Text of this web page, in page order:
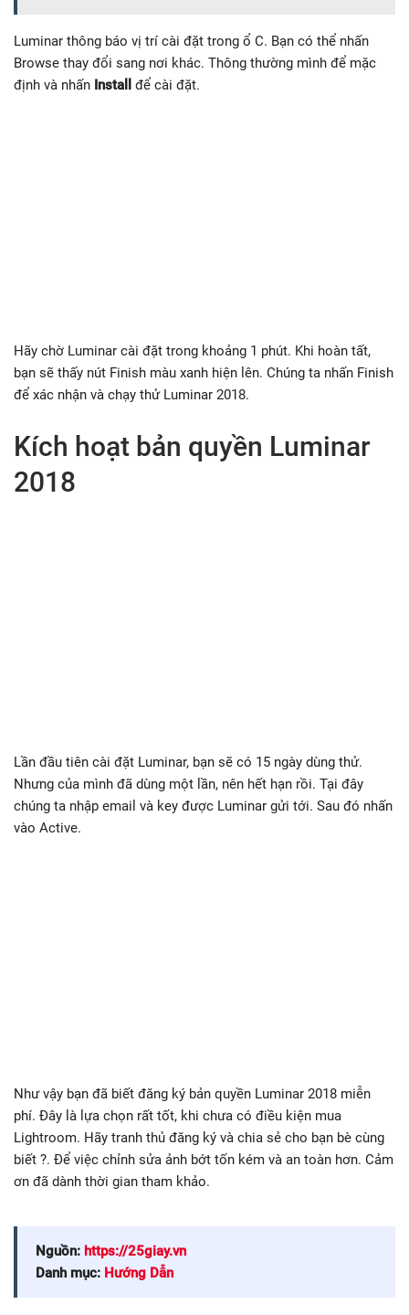
Luminar thông báo vị trí cài đặt trong ổ C. Bạn có thể nhấn
Browse thay đổi sang nơi khác. Thông thường mình để mặc
định và nhấn Install để cài đặt.
Hãy chờ Luminar cài đặt trong khoảng 1 phút. Khi hoàn tất,
bạn sẽ thấy nút Finish màu xanh hiện lên. Chúng ta nhấn Finish
để xác nhận và chạy thử Luminar 2018.
Kích hoạt bản quyền Luminar
2018
Lần đầu tiên cài đặt Luminar, bạn sẽ có 15 ngày dùng thử.
Nhưng của mình đã dùng một lần, nên hết hạn rồi. Tại đây
chúng ta nhập email và key được Luminar gửi tới. Sau đó nhấn
vào Active.
Như vậy bạn đã biết đăng ký bản quyền Luminar 2018 miễn
phí. Đây là lựa chọn rất tốt, khi chưa có điều kiện mua
Lightroom. Hãy tranh thủ đăng ký và chia sẻ cho bạn bè cùng
biết ?. Để việc chỉnh sửa ảnh bớt tốn kém và an toàn hơn. Cảm
ơn đã dành thời gian tham khảo.
Nguồn: https://25giay.vn
Danh mục: Hướng Dẫn